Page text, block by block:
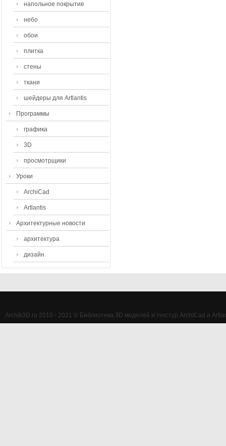
напольное покрытие
небо
обои
плитка
стены
ткани
шейдеры для Artlantis
Программы
графика
3D
просмотрщики
Уроки
ArchiCad
Artlantis
Архитектурные новости
архитектура
дизайн
Archik3D.ru 2010 - 2021 © Библиотека 3D моделей и текстур ArchiCad и